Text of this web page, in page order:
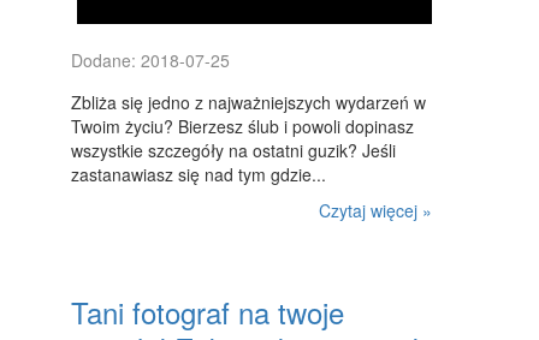
SPRZĄTANIE, PORZĄDKOWANIE
SERWIS
OPIEKA
PODRÓŻE
Dodane: 2018-07-25
Zbliża się jedno z najważniejszych wydarzeń w
Twoim życiu? Bierzesz ślub i powoli dopinasz
wszystkie szczegóły na ostatni guzik? Jeśli
zastanawiasz się nad tym gdzie...
Czytaj więcej »
Tani fotograf na twoje